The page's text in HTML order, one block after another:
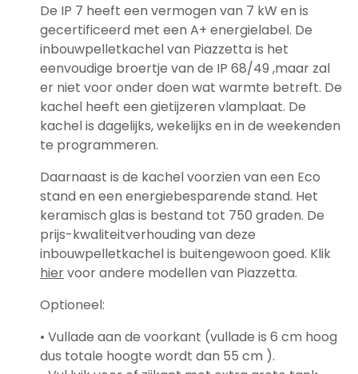
De IP 7 heeft een vermogen van 7 kW en is
gecertificeerd met een A+ energielabel. De
inbouwpelletkachel van Piazzetta is het
eenvoudige broertje van de IP 68/49 ,maar zal
er niet voor onder doen wat warmte betreft. De
kachel heeft een gietijzeren vlamplaat. De
kachel is dagelijks, wekelijks en in de weekenden
te programmeren.
Daarnaast is de kachel voorzien van een Eco
stand en een energiebesparende stand. Het
keramisch glas is bestand tot 750 graden. De
prijs-kwaliteitverhouding van deze
inbouwpelletkachel is buitengewoon goed. Klik
hiervoor andere modellen van Piazzetta.
Optioneel:
• Vullade aan de voorkant (vullade is 6 cm hoog
dus totale hoogte wordt dan 55 cm ).